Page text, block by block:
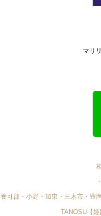
マリ
養可郡・小野・加東・三木市・豊
TANOSU【